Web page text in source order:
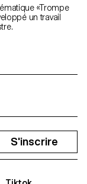
«Trompe
un travail
S'inscrire